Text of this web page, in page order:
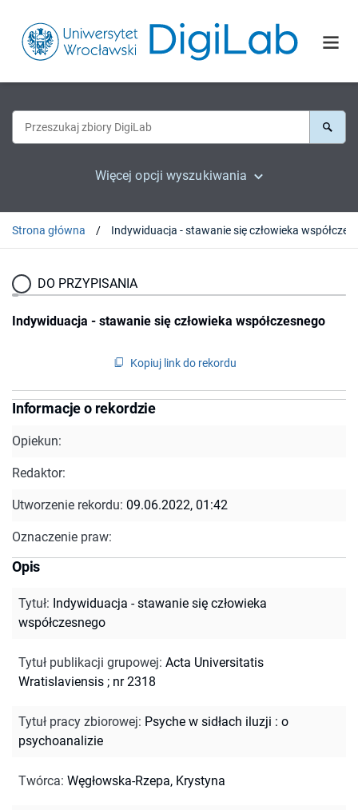
Więcej opcji wyszukiwania
Strona główna
DO PRZYPISANIA
Indywiduacja - stawanie się człowieka współczesnego
Kopiuj link do rekordu
Informacje o rekordzie
Opiekun:
Redaktor:
Utworzenie rekordu: 09.06.2022, 01:42
Oznaczenie praw:
Opis
Tytuł: Indywiduacja - stawanie się człowieka
współczesnego
Tytuł publikacji grupowej: Acta Universitatis
Wratislaviensis ; nr 2318
Tytuł pracy zbiorowej: Psyche w sidłach iluzji : o
psychoanalizie
Twórca: Węgłowska-Rzepa, Krystyna